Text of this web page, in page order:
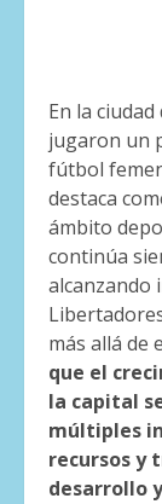
En la
jugaron un
fútbol
destaca
ámbito
continúa
alcanzando
más allá de
que el
la capital
múltiples
recursos y
desarrollo